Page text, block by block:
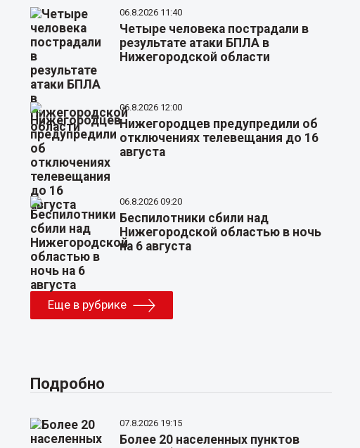
06.8.2026 11:40
Четыре человека пострадали в
результате атаки БПЛА в
Нижегородской области
06.8.2026 12:00
Нижегородцев предупредили об
отключениях телевещания до 16
августа
06.8.2026 09:20
Беспилотники сбили над
Нижегородской областью в ночь
на 6 августа
Еще в рубрике
Подробно
07.8.2026 19:15
Более 20 населенных пунктов